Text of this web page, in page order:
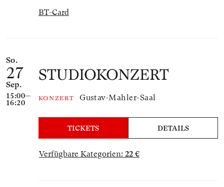
BT-Card
So.
27
Sep.
15:00—
16:20
STUDIOKONZERT
KONZERT Gustav-Mahler-Saal
TICKETS DETAILS
Verfügbare Kategorien: 22 €